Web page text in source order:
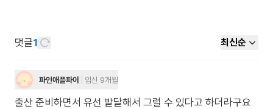
댓글1 최신순
파인애플파이 임신 9개월
출산 준비하면서 유선 발달해서 그럴 수 있다고 하더라구요